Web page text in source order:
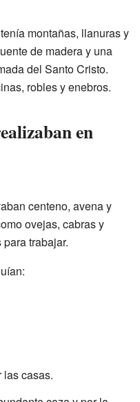
montañas, llanuras y
de madera y una
del Santo Cristo.
robles y enebros.
en
centeno, avena y
ovejas, cabras y
trabajar.
las casas.